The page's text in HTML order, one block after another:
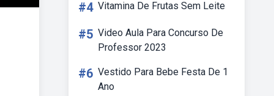
#4 Vitamina De Frutas Sem Leite
#5 Video Aula Para Concurso De
Professor 2023
#6 Vestido Para Bebe Festa De 1
Ano